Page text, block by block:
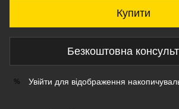
Купити
Безкоштовна
% Увійти для відображення